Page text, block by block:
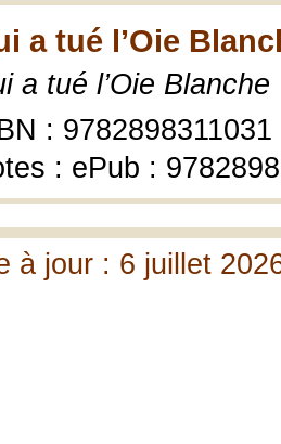
a tué l’Oie
a tué l’Oie Blanche
: 9782898311031
: ePub :
à jour : 6 juillet